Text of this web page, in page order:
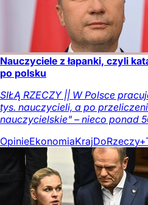
Nauczyciele z łapanki, czyli
po polsku
SIŁĄ RZECZY || W Polsce
tys. nauczycieli, a po
nauczycielskie" – nieco ponad
OpinieEkonomiaKrajDoRzeczy+